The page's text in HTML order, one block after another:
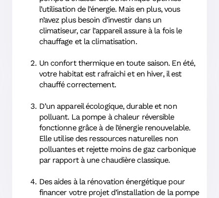
l’utilisation de l’énergie. Mais en plus, vous
n’avez plus besoin d’investir dans un
climatiseur, car l’appareil assure à la fois le
chauffage et la climatisation.
Un confort thermique en toute saison. En été,
votre habitat est rafraichi et en hiver, il est
chauffé correctement.
D’un appareil écologique, durable et non
polluant. La pompe à chaleur réversible
fonctionne grâce à de l’énergie renouvelable.
Elle utilise des ressources naturelles non
polluantes et rejette moins de gaz carbonique
par rapport à une chaudière classique.
Des aides à la rénovation énergétique pour
financer votre projet d’installation de la pompe